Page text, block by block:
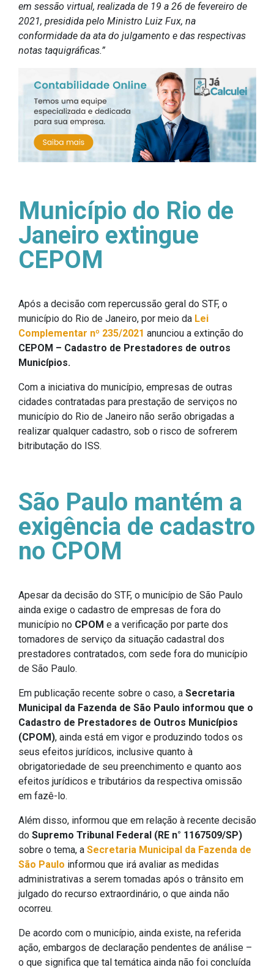
em sessão virtual, realizada de 19 a 26 de fevereiro de
2021, presidida pelo Ministro Luiz Fux, na
conformidade da ata do julgamento e das respectivas
notas taquigráficas.”
Município do Rio de
Janeiro extingue
CEPOM
Após a decisão com repercussão geral do STF, o
município do Rio de Janeiro, por meio da Lei
Complementar nº 235/2021 anunciou a extinção do
CEPOM – Cadastro de Prestadores de outros
Municípios.
Com a iniciativa do município, empresas de outras
cidades contratadas para prestação de serviços no
município do Rio de Janeiro não serão obrigadas a
realizar qualquer cadastro, sob o risco de sofrerem
bitributação do ISS.
São Paulo mantém a
exigência de cadastro
no CPOM
Apesar da decisão do STF, o município de São Paulo
ainda exige o cadastro de empresas de fora do
município no CPOM e a verificação por parte dos
tomadores de serviço da situação cadastral dos
prestadores contratados, com sede fora do município
de São Paulo.
Em publicação recente sobre o caso, a Secretaria
Municipal da Fazenda de São Paulo informou que o
Cadastro de Prestadores de Outros Municípios
(CPOM), ainda está em vigor e produzindo todos os
seus efeitos jurídicos, inclusive quanto à
obrigatoriedade de seu preenchimento e quanto aos
efeitos jurídicos e tributários da respectiva omissão
em fazê-lo.
Além disso, informou que em relação à recente decisão
do Supremo Tribunal Federal (RE n° 1167509/SP)
sobre o tema, a Secretaria Municipal da Fazenda de
São Paulo informou que irá avaliar as medidas
administrativas a serem tomadas após o trânsito em
julgado do recurso extraordinário, o que ainda não
ocorreu.
De acordo com o município, ainda existe, na referida
ação, embargos de declaração pendentes de análise –
o que significa que tal temática ainda não foi concluída